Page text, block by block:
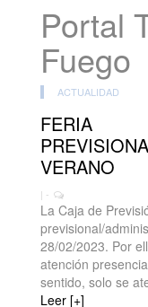
Portal
Fuego
ACTUALIDAD
FERIA
VERANO
| -
La Caja de
previsional/
28/02/2023. Por
atención
sentido, solo se
Leer [+]